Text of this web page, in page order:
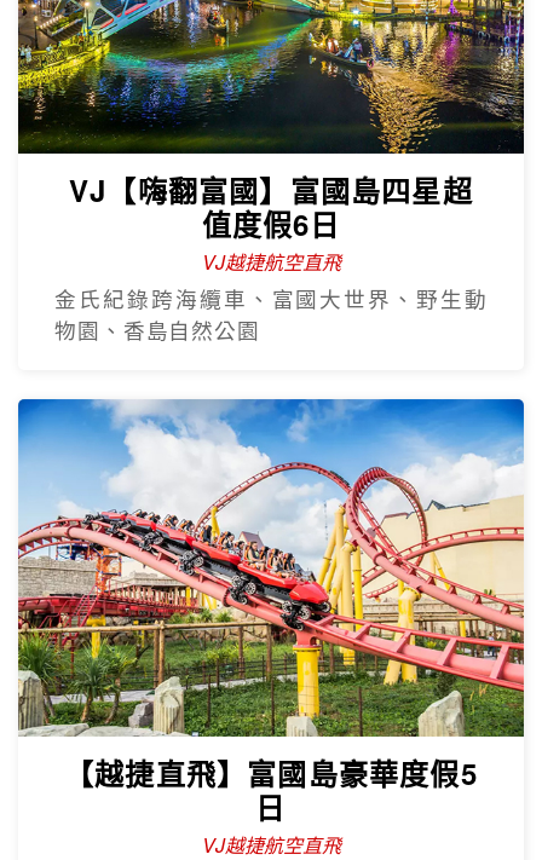
VJ【嗨翻富國】富國島四星超
值度假6日
VJ越捷航空直飛
金氏紀錄跨海纜車、富國大世界、野生動
物園、香島自然公園
【越捷直飛】富國島豪華度假5
日
VJ越捷航空直飛